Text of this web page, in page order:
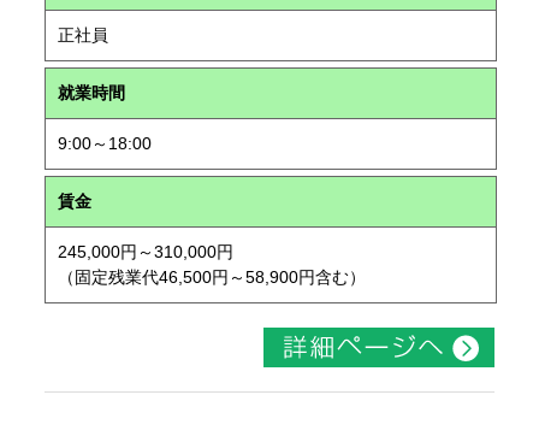
正社員
就業時間
9:00～18:00
賃金
245,000円～310,000円
（固定残業代46,500円～58,900円含む）